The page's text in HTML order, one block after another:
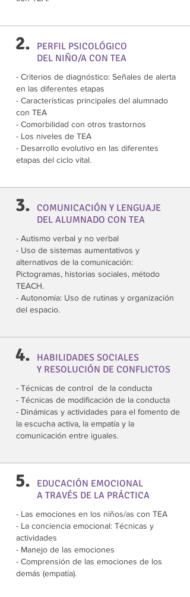
2.
PERFIL PSICOLÓGICO
DEL NIÑO/A CON TEA
- Criterios de diagnóstico: Señales de alerta
en las diferentes etapas
- Características principales del alumnado
con TEA
- Comorbilidad con otros trastornos
- Los niveles de TEA
- Desarrollo evolutivo en las diferentes
etapas del ciclo vital.
3. COMUNICACIÓN Y LENGUAJE
DEL ALUMNADO CON TEA
- Autismo verbal y no verbal
- Uso de sistemas aumentativos y
alternativos de la comunicación:
Pictogramas, historias sociales, método
TEACH.
- Autonomía: Uso de rutinas y organización
del espacio.
4.
HABILIDADES SOCIALES
Y RESOLUCIÓN DE CONFLICTOS
- Técnicas de control de la conducta
- Técnicas de modificación de la conducta
- Dinámicas y actividades para el fomento de
la escucha activa, la empatía y la
comunicación entre iguales.
5.
EDUCACIÓN EMOCIONAL
A TRAVÉS DE LA PRÁCTICA
- Las emociones en los niños/as con TEA
- La conciencia emocional: Técnicas y
actividades
- Manejo de las emociones
- Comprensión de las emociones de los
demás (empatía).